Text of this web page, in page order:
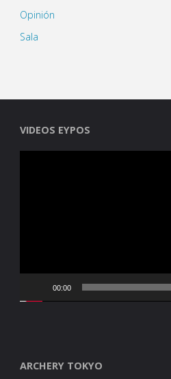
Opinión
Sala
VIDEOS EYPOS
00:00
ARCHERY TOKYO